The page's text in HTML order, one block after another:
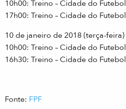
10h00: Treino – Cidade do Futebol
17h00: Treino – Cidade do Futebol
10 de janeiro de 2018 (terça-feira)
10h00: Treino – Cidade do Futebol
16h30: Treino – Cidade do Futebol
Fonte: FPF